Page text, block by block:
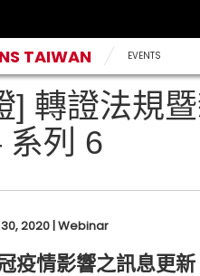
TAIWAN EVENTS
] 轉證法規
系列 6
2020 | Webinar
疫情影響之訊息更